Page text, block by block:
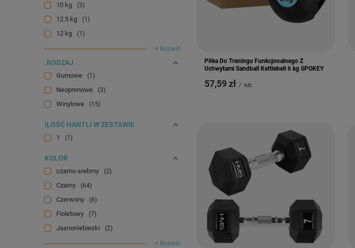
10 kg 3
12.5 kg 1
12 kg 1
+ Rozwiń
.RODZAJ
Gumowe 1
Neoprenowe 3
Winylowe 15
ILOŚĆ HANTLI W ZESTAWIE
1 1
KOLOR
czarno-srebrny 2
Czarny 64
Czerwony 6
Fioletowy 7
Jasnoniebieski 2
+ Rozwiń
Piłka Do Treningu Funkcjonalnego Z
Uchwytami Sandball Kettlebell 6 kg SPOKEY
57,59 zł / szt.